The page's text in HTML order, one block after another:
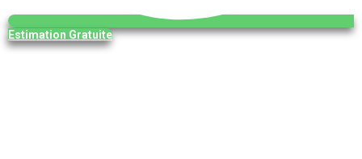
Estimation Gratuite